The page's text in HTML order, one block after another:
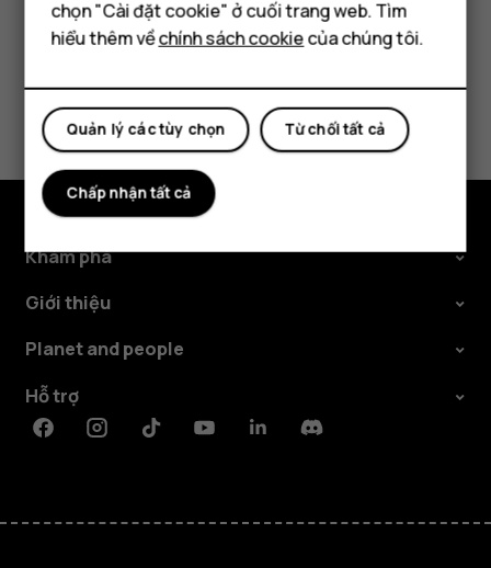
Máy tính bảng
Bạn tìm được thông tin hữu ích không?
Có Không
Khám phá
Giới thiệu
Planet and people
Hỗ trợ
FacebookInstagramTiktokYoutubeLinkedinDiscord
chọn "Cài đặt cookie" ở cuối trang web. Tìm
hiểu thêm vềchính sách cookiecủa chúng tôi.
Từ chối tất cả
Quản lý các tùy chọn
Chấp nhận tất cả